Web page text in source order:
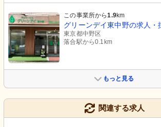
この事業所から1.9km
グリーンデイ東中野の求人・
東京都中野区
落合駅から0.1km
もっと見る
関連する求人